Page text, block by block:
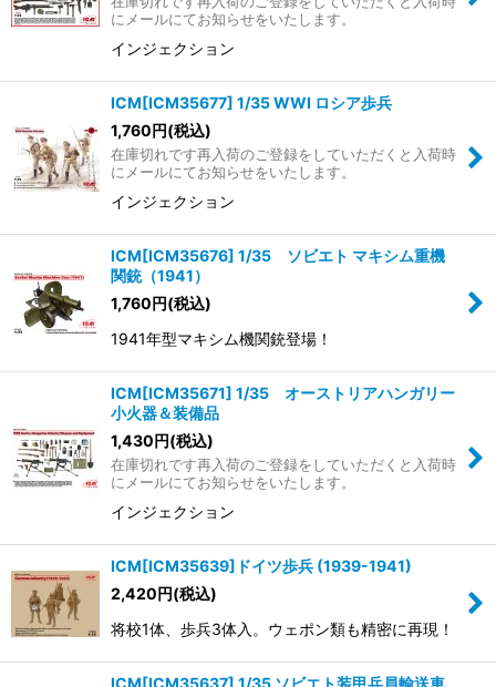
にメールにてお知らせをいたします。
インジェクション
ICM[ICM35677] 1/35 WWI ロシア歩兵
1,760円(税込)
在庫切れです再入荷のご登録をしていただくと入荷時
にメールにてお知らせをいたします。
インジェクション
ICM[ICM35676] 1/35 ソビエト マキシム重機
関銃（1941）
1,760円(税込)
1941年型マキシム機関銃登場！
ICM[ICM35671] 1/35 オーストリアハンガリー
小火器＆装備品
1,430円(税込)
在庫切れです再入荷のご登録をしていただくと入荷時
にメールにてお知らせをいたします。
インジェクション
ICM[ICM35639]ドイツ歩兵 (1939-1941)
2,420円(税込)
将校1体、歩兵3体入。ウェポン類も精密に再現！
ICM[ICM35637] 1/35 ソビエト装甲兵員輸送車